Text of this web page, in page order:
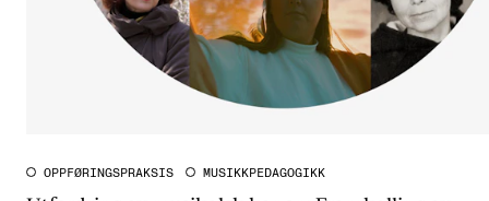
OPPFØRINGSPRAKSIS MUSIKKPEDAGOGIKK